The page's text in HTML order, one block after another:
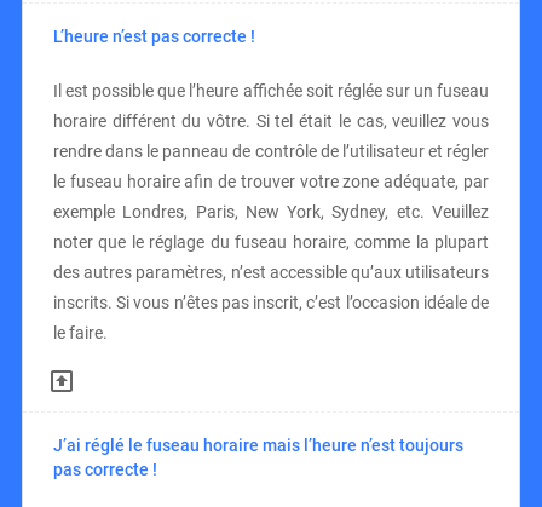
L’heure n’est pas correcte !
Il est possible que l’heure affichée soit réglée sur un fuseau
horaire différent du vôtre. Si tel était le cas, veuillez vous
rendre dans le panneau de contrôle de l’utilisateur et régler
le fuseau horaire afin de trouver votre zone adéquate, par
exemple Londres, Paris, New York, Sydney, etc. Veuillez
noter que le réglage du fuseau horaire, comme la plupart
des autres paramètres, n’est accessible qu’aux utilisateurs
inscrits. Si vous n’êtes pas inscrit, c’est l’occasion idéale de
le faire.
J’ai réglé le fuseau horaire mais l’heure n’est toujours
pas correcte !